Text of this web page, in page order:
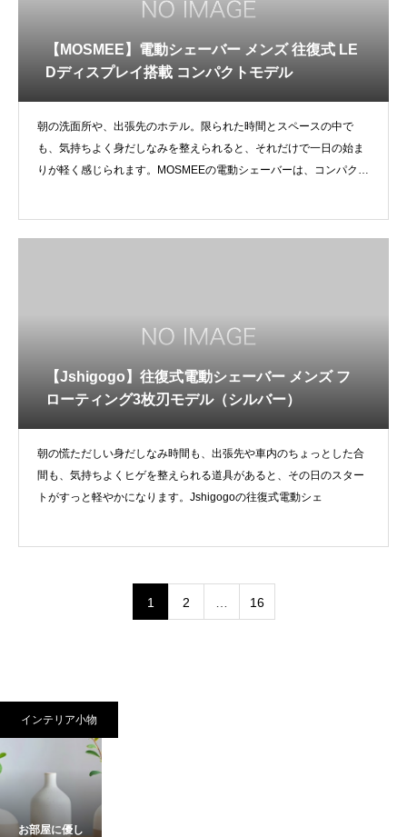
【MOSMEE】電動シェーバー メンズ 往復式 LE
Dディスプレイ搭載 コンパクトモデル
朝の洗面所や、出張先のホテル。限られた時間とスペースの中で
も、気持ちよく身だしなみを整えられると、それだけで一日の始ま
りが軽く感じられます。MOSMEEの電動シェーバーは、コンパクト
【Jshigogo】往復式電動シェーバー メンズ フ
ローティング3枚刃モデル（シルバー）
朝の慌ただしい身だしなみ時間も、出張先や車内のちょっとした合
間も、気持ちよくヒゲを整えられる道具があると、その日のスター
トがすっと軽やかになります。Jshigogoの往復式電動シェ
1 2 16
インテリア小物
お部屋に優し